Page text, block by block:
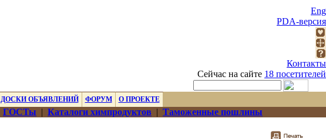
Eng
PDA-версия
Контакты
Сейчас на сайте 18 посетителей
ДОСКИ ОБЪЯВЛЕНИЙ ФОРУМ О ПРОЕКТЕ
ГОСТы | Каталоги химпродуктов | Таможенные пошлины